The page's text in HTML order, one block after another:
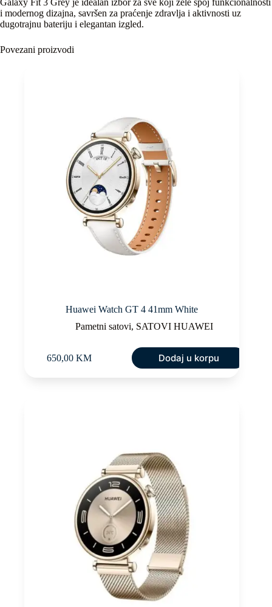
Galaxy Fit 3 Grey je idealan izbor za sve koji žele spoj funkcionalnosti
i modernog dizajna, savršen za praćenje zdravlja i aktivnosti uz
dugotrajnu bateriju i elegantan izgled.
Povezani proizvodi
Huawei Watch GT 4 41mm White
Pametni satovi, SATOVI HUAWEI
650,00 KM Dodaj u korpu